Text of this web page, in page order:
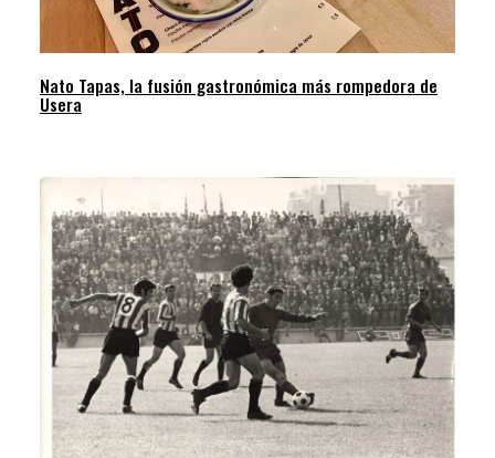
Nato Tapas, la fusión gastronómica más rompedora de
Usera